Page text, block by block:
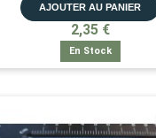
AJOUTER AU PANIER
2,35 €
En Stock
APERÇU RAPIDE